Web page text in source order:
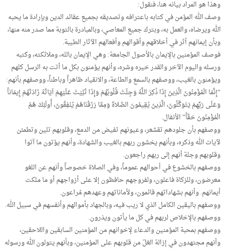
وهذا هو المراد بيانه هنا، فنقول:
وصف الله المؤمن في كتابه باعترافه وتصديقه بجميع عقائد الدين وبإرادة ما يحبه
الله ويرضاه، والعمل به، وبترك جميع المعاصي، وبالمبادرة بالتوبة مما صدر منه منها،
وبأن إيمانهم أثر في أخلاقهم وأقوالهم وأفعالهم الآثار الطيبة.
فوصف المؤمنين بالإيمان بالأصول الجامعة: وهي الإيمان بالله، وملائكته، وكتبه
ورسله واليوم الآخر والقدر خيره وشره، وأنهم يؤمنون بكل ما أتت به الرسل كلهم
ويؤمنون بالغيب، ووصفهم بالسمع والطاعة، والانقياد ظاهراً وباطناً، ووصفهم بأنهم:
“إِنَّمَا الْمُؤْمِنُونَ الَّذِينَ إِذَا ذُكِرَ اللَّهُ وَجِلَتْ قُلُوبُهُمْ وَإِذَا تُلِيَتْ عَلَيْهِمْ آيَاتُهُ زَادَتْهُمْ إِيمَاناً
وَعَلَى رَبِّهِمْ يَتَوَكَّلُونَ، الَّذِينَ يُقِيمُونَ الصَّلاةَ وَمِمَّا رَزَقْنَاهُمْ يُنْفِقُونَ، أُولَئِكَ هُمُ
الْمُؤْمِنُونَ حَقّاً” الأنفال.
ووصفهم بأن جلودهم تقشعر، وعيونهم تفيض من الدمع، وقلوبهم تلين وتطمئن
لآيات الله وذكره، وبأنهم يخشون ربهم بالغيب والشهادة، وأنهم يؤتون ما آتوا
وقلوبهم وجلة أنهم إلى ربهم راجعون.
ووصفهم بالخشوع في أحوالهم عموماً، وفي الصلاة خصوصاً وأنهم عن اللغو
معرضون، وللزكاة فاعلون، ولفروجهم حافظون إلا على أزواجهم أو ما ملكت
أيمانهم. وأنهم بشهاداتهم قائمون، ولأماناتهم وعهدهم مُراعون.
ووصفهم باليقين الكامل الذي لا ريب فيه، وبالجهاد بأموالهم وأنفسهم في سبيل الله.
ووصفهم بالإخلاص لربهم في كل ما يأتون ويذرون.
ووصفهم بمحبة المؤمنين والدعاء لإخوانهم من المؤمنين السابقين واللاحقين،
وأنهم مجتهدون في إزالة الغلّ من قلوبهم على المؤمنين، وبأنهم يتولون الله ورسوله